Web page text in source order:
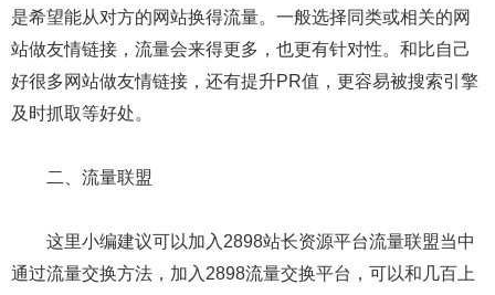
是希望能从对方的网站换得流量。一般选择同类或相关的网
站做友情链接，流量会来得更多，也更有针对性。和比自己
好很多网站做友情链接，还有提升PR值，更容易被搜索引擎
及时抓取等好处。
二、流量联盟
这里小编建议可以加入2898站长资源平台流量联盟当中
通过流量交换方法，加入2898流量交换平台，可以和几百上